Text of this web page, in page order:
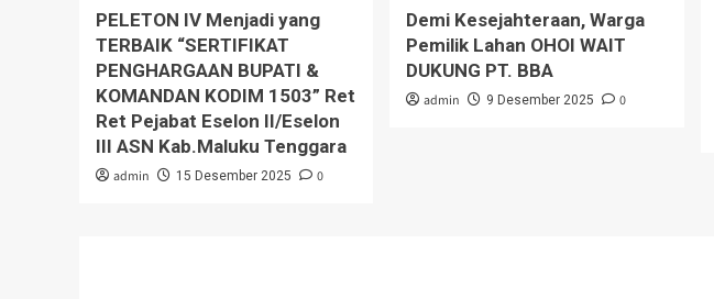
PELETON IV Menjadi yang
TERBAIK “SERTIFIKAT
PENGHARGAAN BUPATI &
KOMANDAN KODIM 1503” Ret
Ret Pejabat Eselon II/Eselon
III ASN Kab.Maluku Tenggara
admin 15 Desember 2025 0
Demi Kesejahteraan, Warga
Pemilik Lahan OHOI WAIT
DUKUNG PT. BBA
admin 9 Desember 2025 0